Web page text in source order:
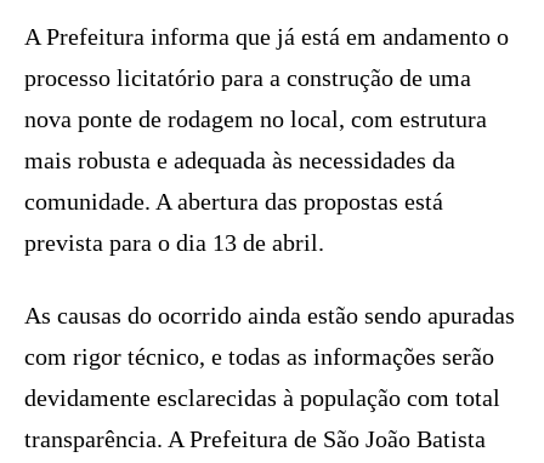
A Prefeitura informa que já está em andamento o
processo licitatório para a construção de uma
nova ponte de rodagem no local, com estrutura
mais robusta e adequada às necessidades da
comunidade. A abertura das propostas está
prevista para o dia 13 de abril.
As causas do ocorrido ainda estão sendo apuradas
com rigor técnico, e todas as informações serão
devidamente esclarecidas à população com total
transparência. A Prefeitura de São João Batista